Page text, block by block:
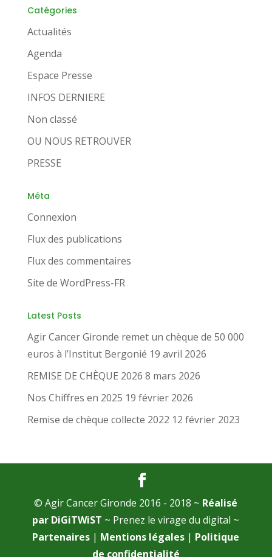
Catégories
Actualités
Agenda
Espace Presse
INFOS DERNIERE
Non classé
OU NOUS RETROUVER
PRESSE
Méta
Connexion
Flux des publications
Flux des commentaires
Site de WordPress-FR
Latest Posts
Agir Cancer Gironde remet un chèque de 50 000
euros à l’Institut Bergonié 19 avril 2026
REMISE DE CHÈQUE 2026 8 mars 2026
Nos Chiffres en 2025 19 février 2026
Remise de chèque collecte 2022 12 février 2023
© Agir Cancer Gironde 2016 - 2018 ~ Réalisé
par DiGiTWiST ~ Prenez le virage du digital ~
Partenaires | Mentions légales | Politique
de confidentialité